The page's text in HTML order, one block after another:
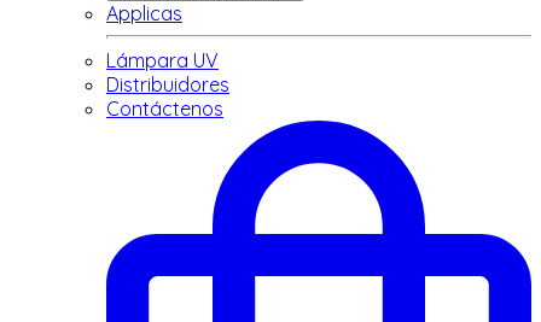
Applicas
Lámpara UV
Distribuidores
Contáctenos